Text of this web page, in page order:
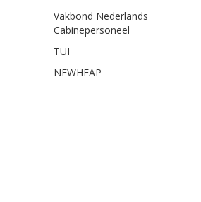
Vakbond Nederlands
Cabinepersoneel
TUI
NEWHEAP